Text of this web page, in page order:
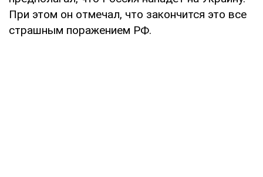
При этом он отмечал, что закончится это все
страшным поражением РФ.